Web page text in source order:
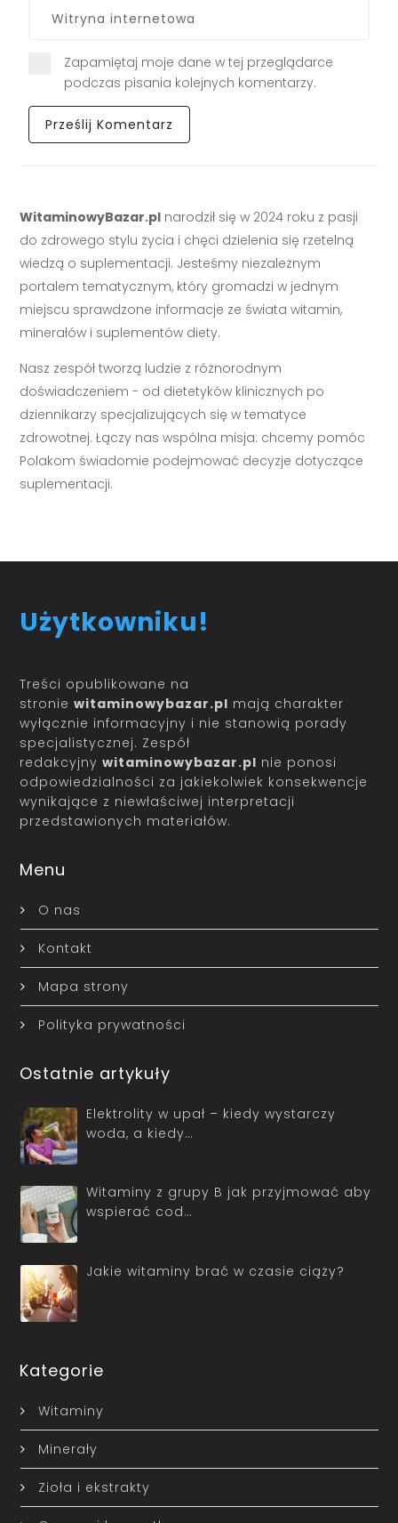
Zapamiętaj moje dane w tej przeglądarce
podczas pisania kolejnych komentarzy.
WitaminowyBazar.pl narodził się w 2024 roku z pasji
do zdrowego stylu życia i chęci dzielenia się rzetelną
wiedzą o suplementacji. Jesteśmy niezależnym
portalem tematycznym, który gromadzi w jednym
miejscu sprawdzone informacje ze świata witamin,
minerałów i suplementów diety.
Nasz zespół tworzą ludzie z różnorodnym
doświadczeniem - od dietetyków klinicznych po
dziennikarzy specjalizujących się w tematyce
zdrowotnej. Łączy nas wspólna misja: chcemy pomóc
Polakom świadomie podejmować decyzje dotyczące
suplementacji.
Użytkowniku!
Treści opublikowane na
stroniewitaminowybazar.pl mają charakter
wyłącznie informacyjny i nie stanowią porady
specjalistycznej. Zespół
redakcyjnywitaminowybazar.pl nie ponosi
odpowiedzialności za jakiekolwiek konsekwencje
wynikające z niewłaściwej interpretacji
przedstawionych materiałów.
Menu
O nas
Kontakt
Mapa strony
Polityka prywatności
Ostatnie artykuły
Elektrolity w upał – kiedy wystarczy
woda, a kiedy…
Witaminy z grupy B jak przyjmować aby
wspierać cod…
Jakie witaminy brać w czasie ciąży?
Kategorie
Witaminy
Minerały
Zioła i ekstrakty